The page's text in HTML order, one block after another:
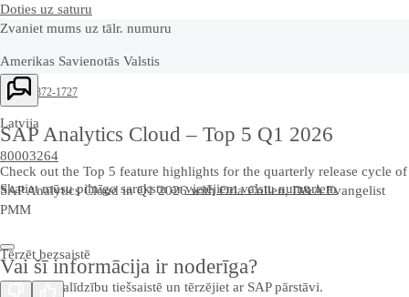
Doties uz saturu
Zvaniet mums uz tālr. numuru
Amerikas Savienotās Valstis
+1-800-872-1727
Latvija
80003264
Skatiet mūsu pilnīgo sarakstu arvietējiem valstu numuriem
Tērzēt bezsaistē
Saņemiet palīdzību tiešsaistē un tērzējiet ar SAP pārstāvi.
SAP Analytics Cloud – Top 5 Q1 2026
Check out the Top 5 feature highlights for the quarterly release cycle of
SAP Analytics Cloud in Q1 2026 with Orla Cullen, D&A Evangelist
PMM
Vai šī informācija ir noderīga?